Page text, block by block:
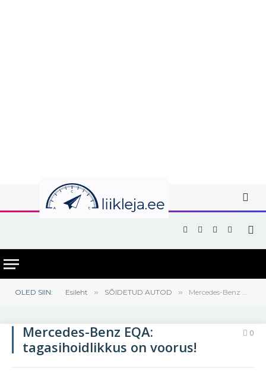
Facebook
X
(Twitter)
Instagram
YouTube
OLED SIIN: Esileht » SÕIDETUD AUTOD » Mercedes-Benz EQA: tagasihoidlikkus on voorus!
Mercedes-Benz EQA:
tagasihoidlikkus on voorus!
0